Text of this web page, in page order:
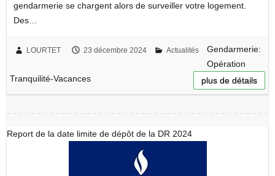
gendarmerie se chargent alors de surveiller votre logement.
Des…
LOURTET 23 décembre 2024 Actualités
Gendarmerie:
Opération
Tranquilité-Vacances
plus de détails
Report de la date limite de dépôt de la DR 2024